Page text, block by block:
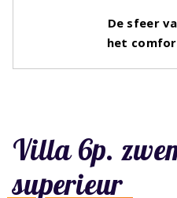
Villa 6p.
superieur
De sfeer
het